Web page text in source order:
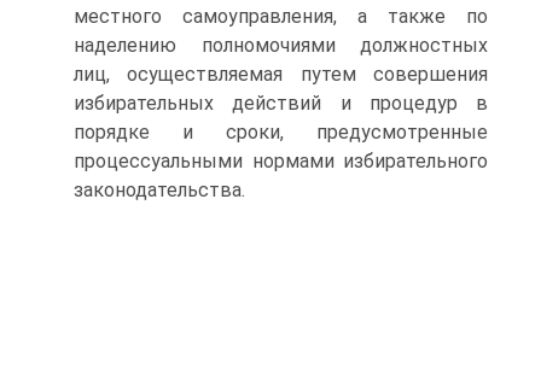
местного самоуправления, а также по
наделению полномочиями должностных
лиц, осуществляемая путем совершения
избирательных действий и процедур в
порядке и сроки, предусмотренные
процессуальными нормами избирательного
законодательства.